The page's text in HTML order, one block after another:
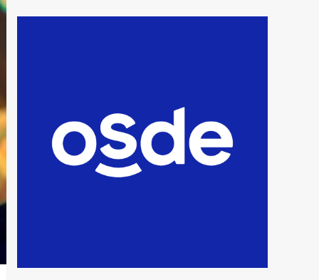
La Bolsa de Cereales de
que intentaron evadir a
la Policía fueron
detenidos por
comercialización de
drogas en la tarde del
sábado